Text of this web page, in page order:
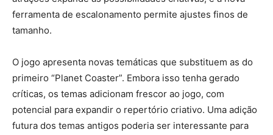
ferramenta de escalonamento permite ajustes finos de
tamanho.
O jogo apresenta novas temáticas que substituem as do
primeiro “Planet Coaster”. Embora isso tenha gerado
críticas, os temas adicionam frescor ao jogo, com
potencial para expandir o repertório criativo. Uma adição
futura dos temas antigos poderia ser interessante para